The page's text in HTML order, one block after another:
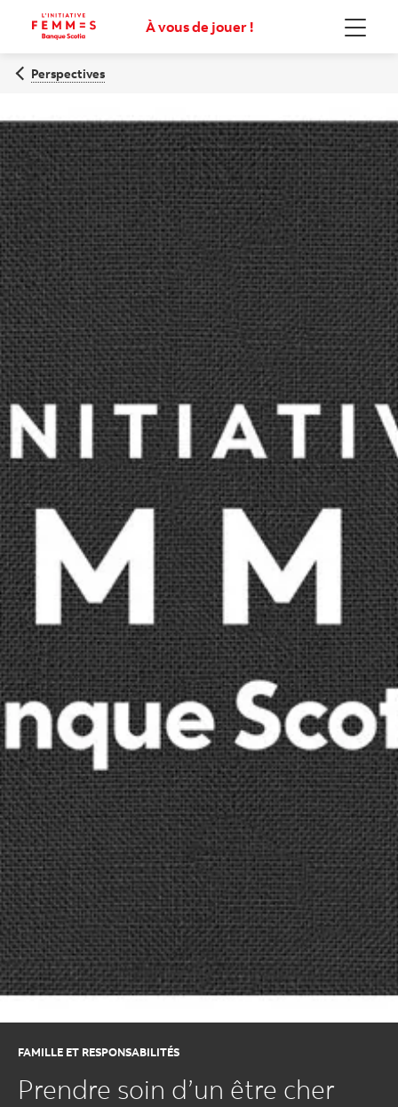
Menu
À vous de jouer !
Perspectives
FAMILLE ET RESPONSABILITÉS
Prendre soin d’un être cher